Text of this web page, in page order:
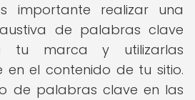
importante realizar una
de palabras clave
tu marca y utilizarlas
en el contenido de tu sitio.
de palabras clave en las